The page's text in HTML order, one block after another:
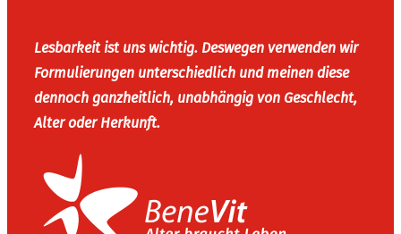
Lesbarkeit ist uns wichtig. Deswegen verwenden wir
Formulierungen unterschiedlich und meinen diese
dennoch ganzheitlich, unabhängig von Geschlecht,
Alter oder Herkunft.